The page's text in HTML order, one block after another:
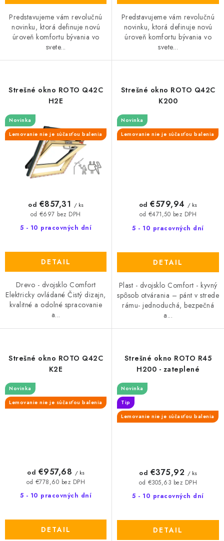
Predstavujeme vám revolučnú
novinku, ktorá definuje novú
úroveň komfortu bývania vo
svete...
Predstavujeme vám revolučnú
novinku, ktorá definuje novú
úroveň komfortu bývania vo
svete...
Strešné okno ROTO Q42C
H2E
Novinka
Lemovanie nie je súčasťou balenia
5 - 10 pracovných dní
od €697 bez DPH
od €857,31 / ks
DETAIL
Drevo - dvojsklo Comfort
Elektricky ovládané Čistý dizajn,
kvalitné a odolné spracovanie
a...
Strešné okno ROTO Q42C
K200
Novinka
Lemovanie nie je súčasťou balenia
5 - 10 pracovných dní
od €471,50 bez DPH
od €579,94 / ks
DETAIL
Plast - dvojsklo Comfort - kyvný
spôsob otvárania – pánt v strede
rámu- jednoduchá, bezpečná
a...
Strešné okno ROTO Q42C
K2E
Novinka
Lemovanie nie je súčasťou balenia
5 - 10 pracovných dní
od €778,60 bez DPH
od €957,68 / ks
DETAIL
Strešné okno ROTO R45
H200 - zateplené
Novinka
Tip
Lemovanie nie je súčasťou balenia
5 - 10 pracovných dní
od €305,63 bez DPH
od €375,92 / ks
DETAIL